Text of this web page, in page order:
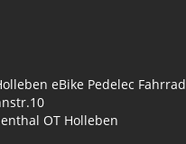
eBike Pedelec Fahrrad
OT Holleben